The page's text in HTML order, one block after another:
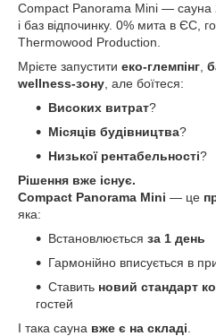
Compact Panorama Mini — сауна
і баз відпочинку. 0% мита в ЄС,
Thermowood Production.
Мрієте запустити еко-глемпінг
wellness-зону , але боїтеся:
Високих витрат?
Місяців будівництва?
Низької рентабельності?
Рішення вже існує.
Compact Panorama Mini — це
яка:
Встановлюється за 1 день
Гармонійно вписується в
Ставить новий стандарт
гостей
І така сауна вже є на складі